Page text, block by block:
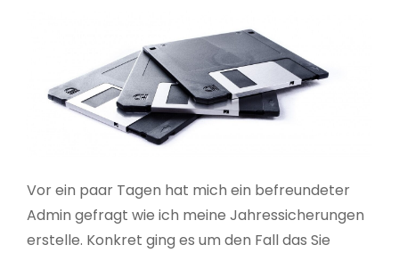
Vor ein paar Tagen hat mich ein befreundeter
Admin gefragt wie ich meine Jahressicherungen
erstelle. Konkret ging es um den Fall das Sie